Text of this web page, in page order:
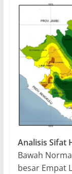
Analisis Sifat
Bawah
besar Empat